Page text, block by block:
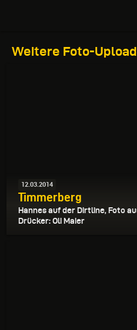
Weitere Foto-
12.03.2014
Timmerberg
Hannes auf der Dirtline, Foto
Drücker: Oli Maier